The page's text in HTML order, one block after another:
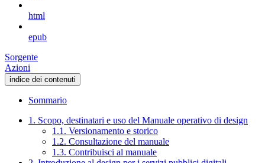
html
epub
Sorgente
Azioni
indice dei contenuti
Sommario
1. Scopo, destinatari e uso del Manuale operativo di design
1.1. Versionamento e storico
1.2. Consultazione del manuale
1.3. Contribuisci al manuale